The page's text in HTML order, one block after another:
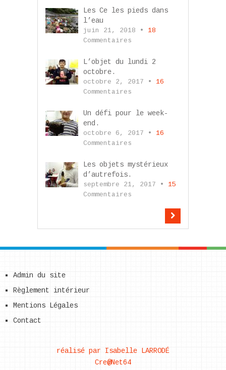
Les Ce les pieds dans
l’eau
juin 21, 2018 • 18
Commentaires
L’objet du lundi 2
octobre.
octobre 2, 2017 • 16
Commentaires
Un défi pour le week-
end.
octobre 6, 2017 • 16
Commentaires
Les objets mystérieux
d’autrefois.
septembre 21, 2017 • 15
Commentaires
Admin du site
Règlement intérieur
Mentions Légales
Contact
réalisé par Isabelle LARRODÉ
Cre@Net64